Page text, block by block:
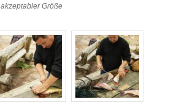
akzeptabler Größe